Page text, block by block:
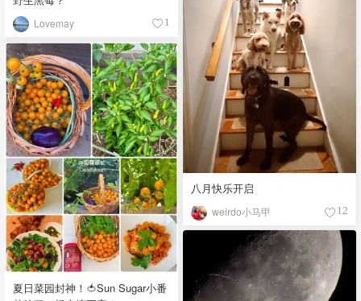
Lovemay 1
八月快乐开启
weirdo小马甲 12
夏日菜园封神！🍅Sun Sugar小番